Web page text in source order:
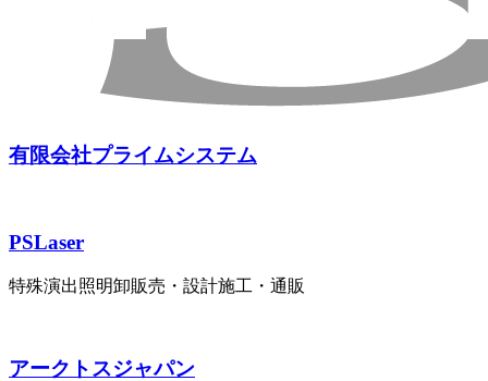
有限会社プライムシステム
PSLaser
特殊演出照明卸販売・設計施工・通販
アークトスジャパン